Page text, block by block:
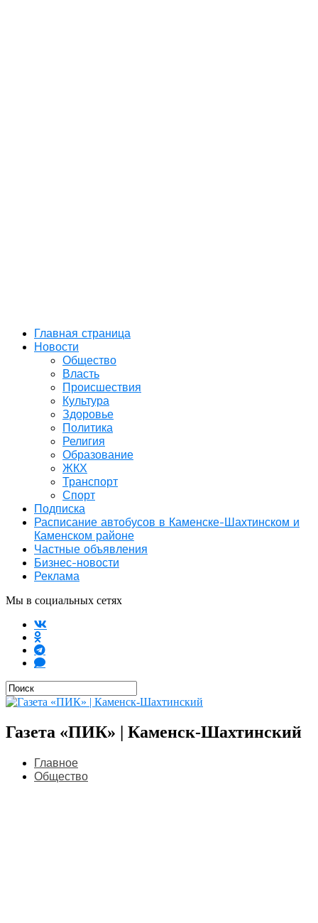
Главная страница
Новости
Общество
Власть
Происшествия
Культура
Здоровье
Политика
Религия
Образование
ЖКХ
Транспорт
Спорт
Подписка
Расписание автобусов в Каменске-Шахтинском и
Каменском районе
Частные объявления
Бизнес-новости
Реклама
Мы в социальных сетях
Газета «ПИК» | Каменск-Шахтинский
Главное
Общество